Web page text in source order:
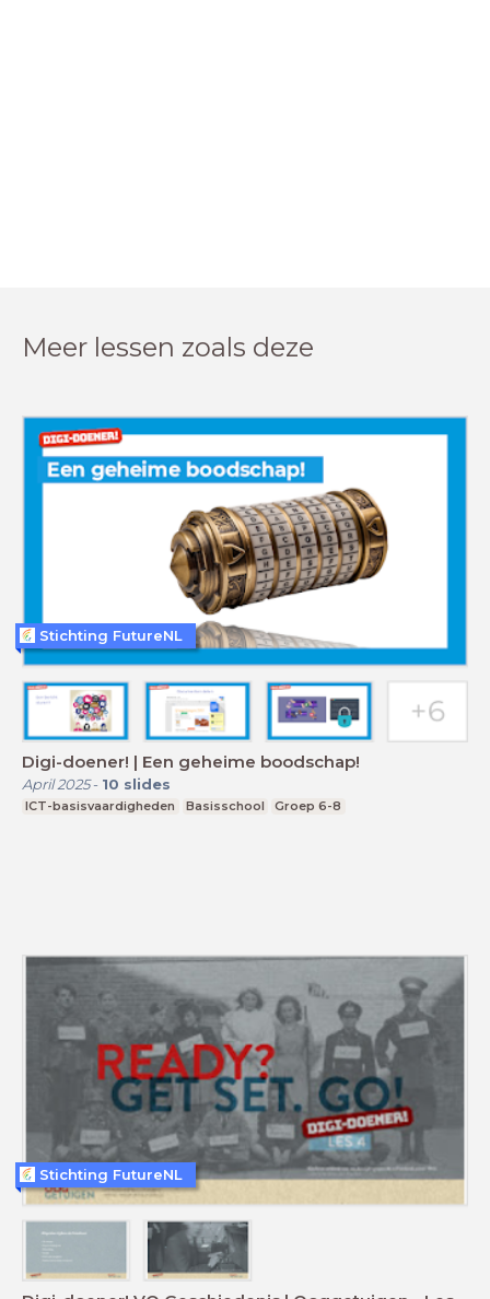
Meer lessen zoals deze
Digi-doener! | Een geheime boodschap!
April 2025- 10 slides
ICT-basisvaardigheden Basisschool Groep 6-8
Stichting FutureNL
Stichting FutureNL